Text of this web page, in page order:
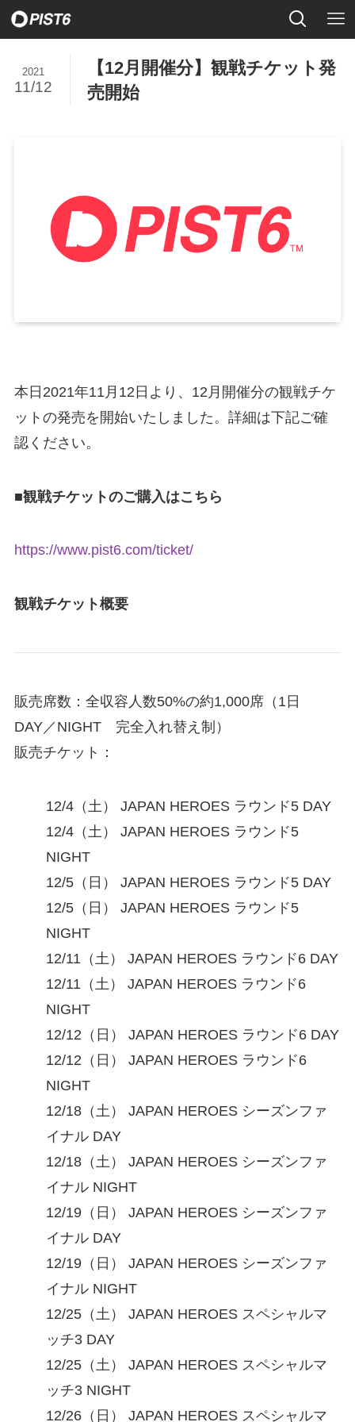
【12月開催分】観戦チケット発
売開始
2021
11/12
本日2021年11月12日より、12月開催分の観戦チケ
ットの発売を開始いたしました。詳細は下記ご確
認ください。
■観戦チケットのご購入はこちら
https://www.pist6.com/ticket/
観戦チケット概要
販売席数：全収容人数50%の約1,000席（1日
DAY／NIGHT 完全入れ替え制）
販売チケット：
12/4（⼟） JAPAN HEROES ラウンド5 DAY
12/4（⼟） JAPAN HEROES ラウンド5
NIGHT
12/5（⽇） JAPAN HEROES ラウンド5 DAY
12/5（⽇） JAPAN HEROES ラウンド5
NIGHT
12/11（⼟） JAPAN HEROES ラウンド6 DAY
12/11（⼟） JAPAN HEROES ラウンド6
NIGHT
12/12（⽇） JAPAN HEROES ラウンド6 DAY
12/12（⽇） JAPAN HEROES ラウンド6
NIGHT
12/18（⼟） JAPAN HEROES シーズンファ
イナル DAY
12/18（⼟） JAPAN HEROES シーズンファ
イナル NIGHT
12/19（⽇） JAPAN HEROES シーズンファ
イナル DAY
12/19（⽇） JAPAN HEROES シーズンファ
イナル NIGHT
12/25（⼟） JAPAN HEROES スペシャルマ
ッチ3 DAY
12/25（⼟） JAPAN HEROES スペシャルマ
ッチ3 NIGHT
12/26（⽇） JAPAN HEROES スペシャルマ